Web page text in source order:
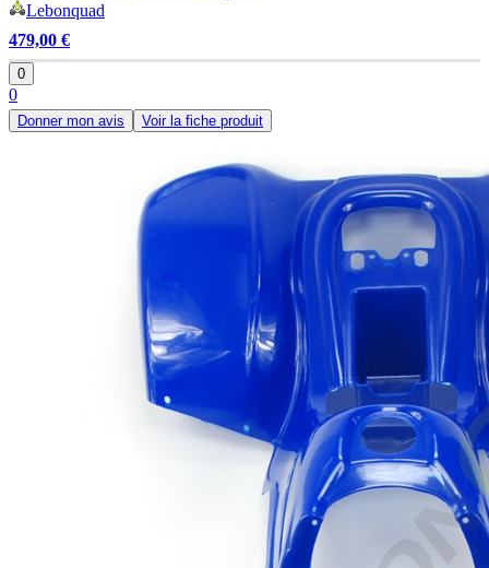
Lebonquad
479,00 €
0
0
Donner mon avis Voir la fiche produit